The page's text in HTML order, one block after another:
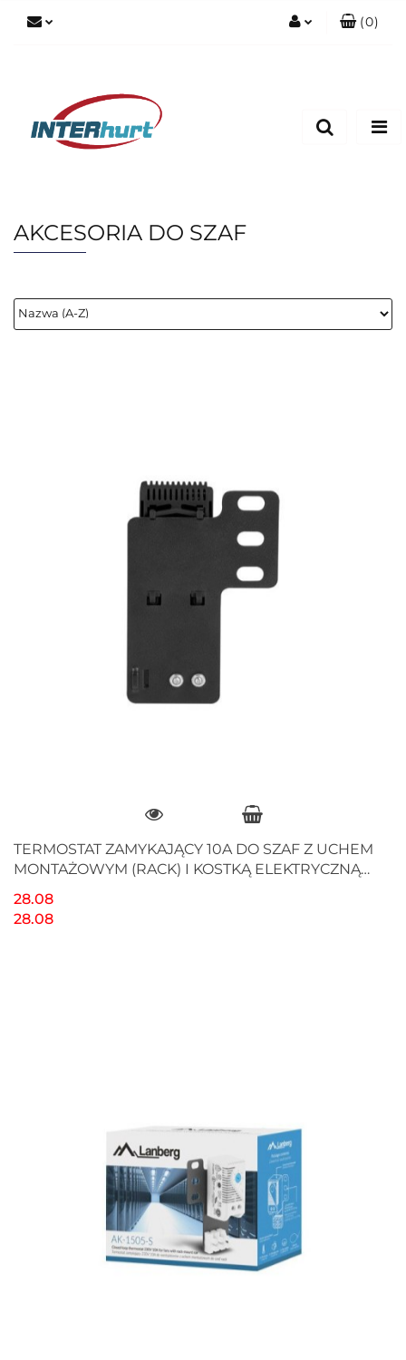
(0)
AKCESORIA DO SZAF
TERMOSTAT ZAMYKAJĄCY 10A DO SZAF Z UCHEM
MONTAŻOWYM (RACK) I KOSTKĄ ELEKTRYCZNĄ
28.08
28.08